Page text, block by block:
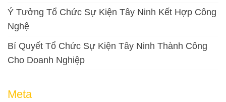
Ý Tưởng Tổ Chức Sự Kiện Tây Ninh Kết Hợp Công
Nghệ
Bí Quyết Tổ Chức Sự Kiện Tây Ninh Thành Công
Cho Doanh Nghiệp
Meta